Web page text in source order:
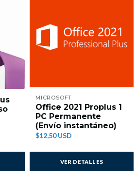
MICROSOFT
Office 2021 Proplus 1
PC Permanente
(Envío instantáneo)
$12,50 USD
VER DETALLES